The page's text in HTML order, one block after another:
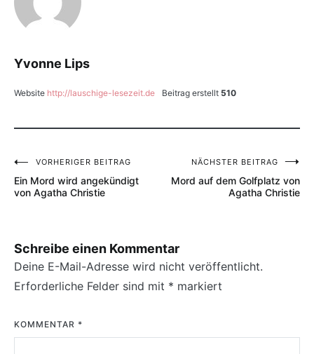
Yvonne Lips
Website http://lauschige-lesezeit.de Beitrag erstellt 510
Beitragsnavigation
VORHERIGER BEITRAG
Ein Mord wird angekündigt
von Agatha Christie
NÄCHSTER BEITRAG
Mord auf dem Golfplatz von
Agatha Christie
Schreibe einen Kommentar
Deine E-Mail-Adresse wird nicht veröffentlicht.
Erforderliche Felder sind mit * markiert
KOMMENTAR *